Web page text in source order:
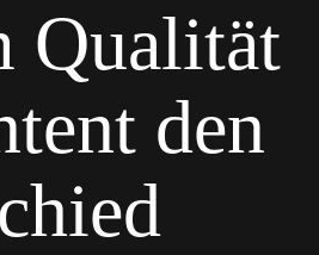
Qualität
den